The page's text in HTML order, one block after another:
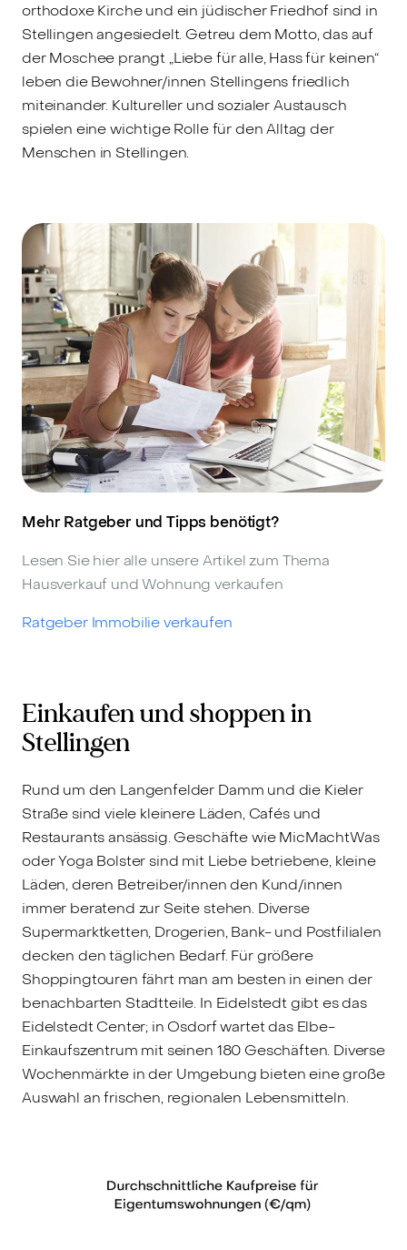
orthodoxe Kirche und ein jüdischer Friedhof sind in
Stellingen angesiedelt. Getreu dem Motto, das auf
der Moschee prangt „Liebe für alle, Hass für keinen“
leben die Bewohner/innen Stellingens friedlich
miteinander. Kultureller und sozialer Austausch
spielen eine wichtige Rolle für den Alltag der
Menschen in Stellingen.
Mehr Ratgeber und Tipps benötigt?
Lesen Sie hier alle unsere Artikel zum Thema
Hausverkauf und Wohnung verkaufen
Ratgeber Immobilie verkaufen
Einkaufen und shoppen in
Stellingen
Rund um den Langenfelder Damm und die Kieler
Straße sind viele kleinere Läden, Cafés und
Restaurants ansässig. Geschäfte wie MicMachtWas
oder Yoga Bolster sind mit Liebe betriebene, kleine
Läden, deren Betreiber/innen den Kund/innen
immer beratend zur Seite stehen. Diverse
Supermarktketten, Drogerien, Bank- und Postfilialen
decken den täglichen Bedarf. Für größere
Shoppingtouren fährt man am besten in einen der
benachbarten Stadtteile. In Eidelstedt gibt es das
Eidelstedt Center; in Osdorf wartet das Elbe-
Einkaufszentrum mit seinen 180 Geschäften. Diverse
Wochenmärkte in der Umgebung bieten eine große
Auswahl an frischen, regionalen Lebensmitteln.